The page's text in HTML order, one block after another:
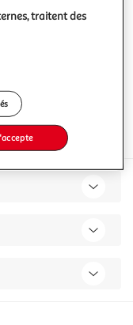
ce produit ?
traitent des